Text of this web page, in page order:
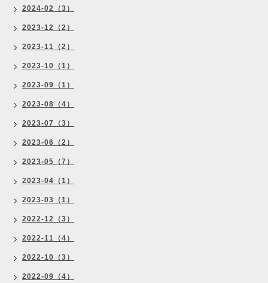
2024-02（3）
2023-12（2）
2023-11（2）
2023-10（1）
2023-09（1）
2023-08（4）
2023-07（3）
2023-06（2）
2023-05（7）
2023-04（1）
2023-03（1）
2022-12（3）
2022-11（4）
2022-10（3）
2022-09（4）